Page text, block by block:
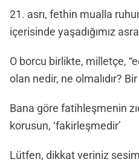
21. asrı, fethin mualla
içerisinde yaşadığımız
O borcu birlikte, milletçe,
olan nedir, ne olmalıdır?
Bana göre fatihleşmenin
korusun, ‘fakirleşmedir’
Lütfen, dikkat veriniz